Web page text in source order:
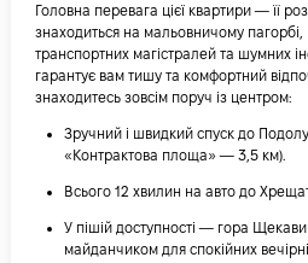
Головна перевага цієї квартири — її
знаходиться на мальовничому пагорбі,
транспортних магістралей та шумних
гарантує вам тишу та комфортний
знаходитесь зовсім поруч із центром:
Зручний і швидкий спуск до
«Контрактова площа» — 3,5 км).
Всього 12 хвилин на авто до
У пішій доступності — гора
майданчиком для спокійних